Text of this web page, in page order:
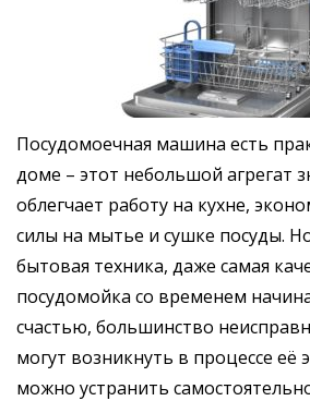
Посудомоечная машина есть
доме – этот небольшой агрегат
облегчает работу на кухне,
силы на мытье и сушке посуды.
бытовая техника, даже самая
посудомойка со временем
счастью, большинство
могут возникнуть в процессе её
можно устранить